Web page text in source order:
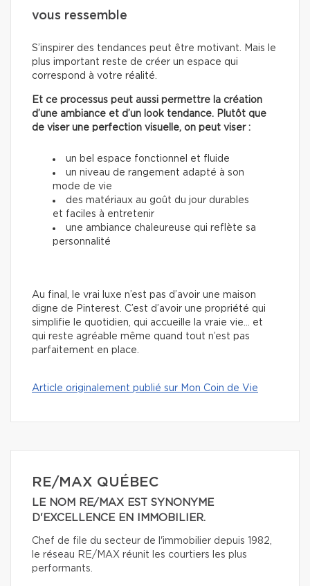
vous ressemble
S’inspirer des tendances peut être motivant. Mais le
plus important reste de créer un espace qui
correspond à votre réalité.
Et ce processus peut aussi permettre la création
d’une ambiance et d’un look tendance. Plutôt que
de viser une perfection visuelle, on peut viser :
un bel espace fonctionnel et fluide
un niveau de rangement adapté à son
mode de vie
des matériaux au goût du jour durables
et faciles à entretenir
une ambiance chaleureuse qui reflète sa
personnalité
Au final, le vrai luxe n’est pas d’avoir une maison
digne de Pinterest. C’est d’avoir une propriété qui
simplifie le quotidien, qui accueille la vraie vie… et
qui reste agréable même quand tout n’est pas
parfaitement en place.
Article originalement publié sur Mon Coin de Vie
RE/MAX QUÉBEC
LE NOM RE/MAX EST SYNONYME
D'EXCELLENCE EN IMMOBILIER.
Chef de file du secteur de l'immobilier depuis 1982,
le réseau RE/MAX réunit les courtiers les plus
performants.